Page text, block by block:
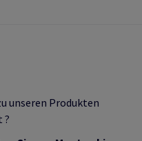
unseren Produkten
?